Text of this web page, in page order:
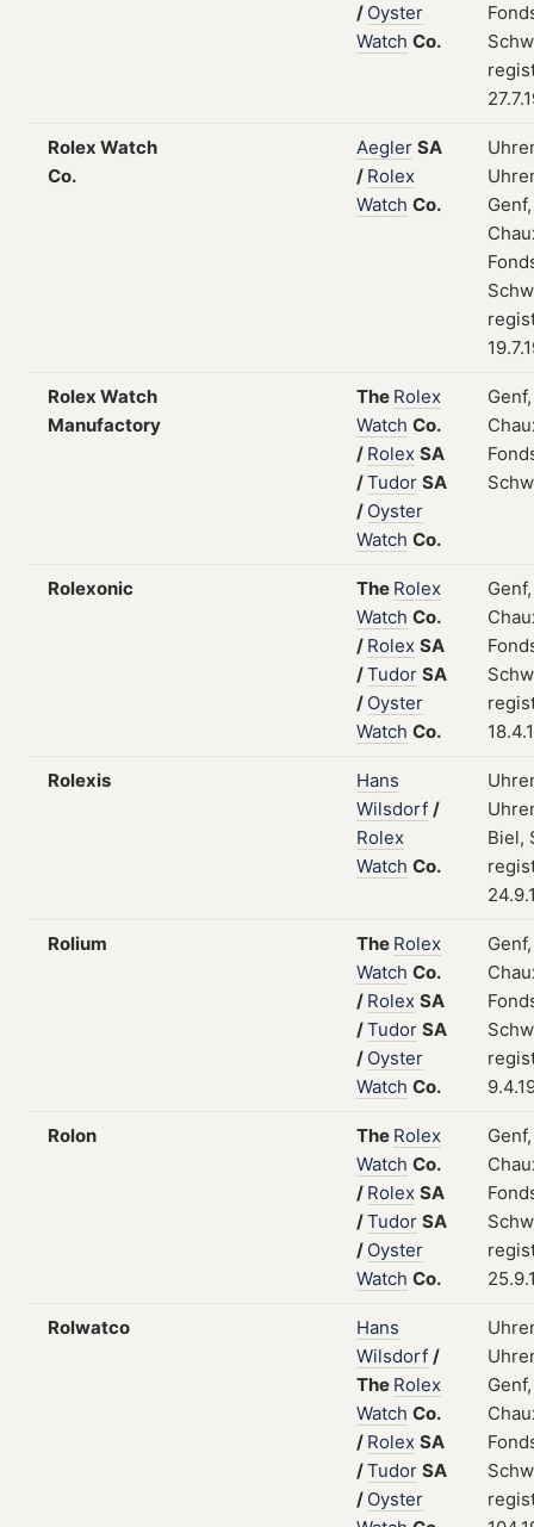
/ Oyster
Watch Co.
Rolex Watch
Co.
Aegler SA
/ Rolex
Watch Co.
Rolex Watch
Manufactory
The Rolex
Watch Co.
/ Rolex SA
/Tudor SA
/ Oyster
Watch Co.
Rolexonic The Rolex
Watch Co.
/ Rolex SA
/Tudor SA
/ Oyster
Watch Co.
Rolexis
Hans
Wilsdorf /
Rolex
Watch Co.
Biel,
Rolium The Rolex
Watch Co.
/ Rolex SA
/Tudor SA
/ Oyster
Watch Co.
Rolon The Rolex
Watch Co.
/ Rolex SA
/Tudor SA
/ Oyster
Watch Co.
Rolwatco
Hans
Wilsdorf /
The Rolex
Watch Co.
/ Rolex SA
/Tudor SA
/ Oyster